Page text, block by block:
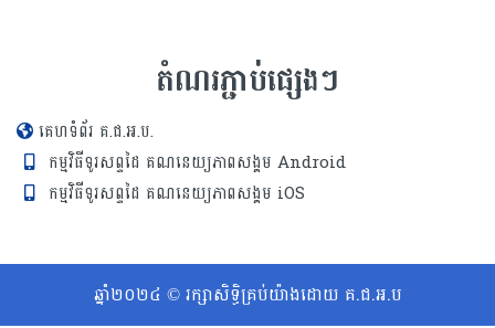
តំណរភ្ជាប់ផ្សេងៗ
គេហទំព័រ គ.ជ.អ.ប.
កម្មវិធីទូរសព្ទដៃ គណនេយ្យភាពសង្គម Android
កម្មវិធីទូរសព្ទដៃ គណនេយ្យភាពសង្គម iOS
ឆ្នាំ២០២៤ © រក្សាសិទ្ធិគ្រប់យ៉ាងដោយ គ.ជ.អ.ប